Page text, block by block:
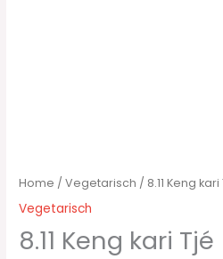
Home /Vegetarisch / 8.11 Keng kari
Vegetarisch
8.11 Keng kari Tjé